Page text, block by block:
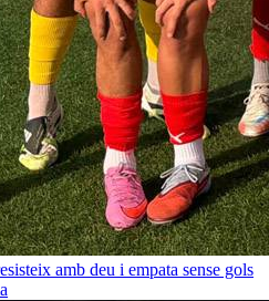
amb deu i empata sense gols